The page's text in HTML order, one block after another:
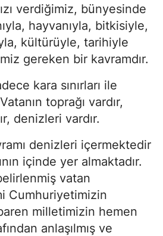
verdiğimiz, bünyesinde
hayvanıyla, bitkisiyle,
kültürüyle, tarihiyle
gereken bir kavramdır.
kara sınırları ile
toprağı vardır,
denizleri vardır.
denizleri içermektedir
içinde yer almaktadır.
vatan
Cumhuriyetimizin
milletimizin hemen
anlaşılmış ve